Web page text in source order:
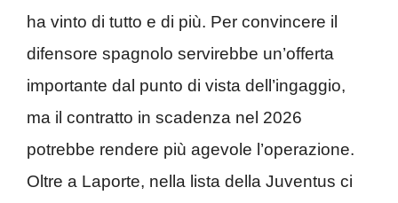
ha vinto di tutto e di più. Per convincere il
difensore spagnolo servirebbe un’offerta
importante dal punto di vista dell’ingaggio,
ma il contratto in scadenza nel 2026
potrebbe rendere più agevole l’operazione.
Oltre a Laporte, nella lista della Juventus ci